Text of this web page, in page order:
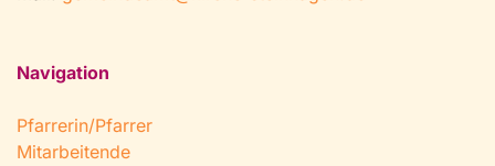
Navigation
Pfarrerin/Pfarrer
Mitarbeitende